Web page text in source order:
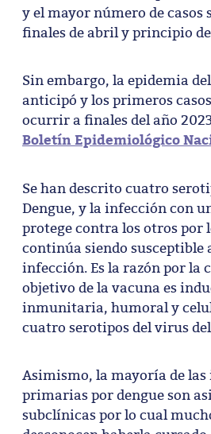
y el mayor número de casos
finales de abril y principio
Sin embargo, la epidemia
anticipó y los primeros
ocurrir a finales del año
Boletín Epidemiológico
Se han descrito cuatro
Dengue, y la infección con
protege contra los otros por
continúa siendo susceptible
infección. Es la razón por la
objetivo de la vacuna es
inmunitaria, humoral y
cuatro serotipos del virus
Asimismo, la mayoría de
primarias por dengue son
subclínicas por lo cual